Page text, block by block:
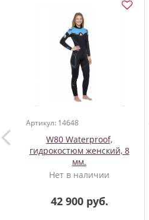
Артикул: 14648
W80 Waterproof,
гидрокостюм женский, 8
мм.
Нет в наличии
42 900 руб.